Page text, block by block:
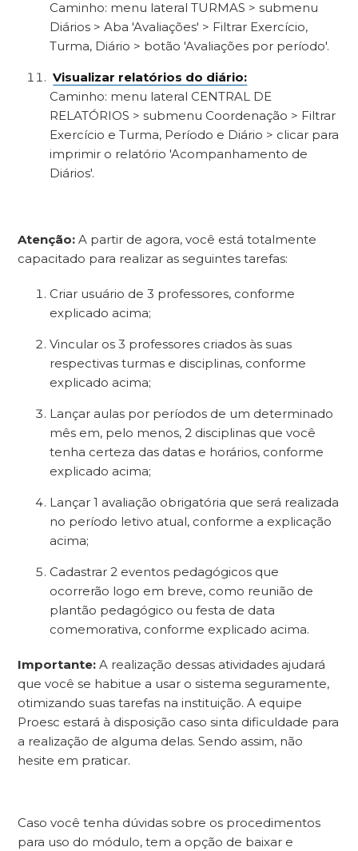
Caminho: menu lateral TURMAS > submenu
Diários > Aba 'Avaliações' > Filtrar Exercício,
Turma, Diário > botão 'Avaliações por período'.
Visualizar relatórios do diário:
Caminho: menu lateral CENTRAL DE
RELATÓRIOS > submenu Coordenação > Filtrar
Exercício e Turma, Período e Diário > clicar para
imprimir o relatório 'Acompanhamento de
Diários'.
Atenção: A partir de agora, você está totalmente
capacitado para realizar as seguintes tarefas:
Criar usuário de 3 professores, conforme
explicado acima;
Vincular os 3 professores criados às suas
respectivas turmas e disciplinas, conforme
explicado acima;
Lançar aulas por períodos de um determinado
mês em, pelo menos, 2 disciplinas que você
tenha certeza das datas e horários, conforme
explicado acima;
Lançar 1 avaliação obrigatória que será realizada
no período letivo atual, conforme a explicação
acima;
Cadastrar 2 eventos pedagógicos que
ocorrerão logo em breve, como reunião de
plantão pedagógico ou festa de data
comemorativa, conforme explicado acima.
Importante: A realização dessas atividades ajudará
que você se habitue a usar o sistema seguramente,
otimizando suas tarefas na instituição. A equipe
Proesc estará à disposição caso sinta dificuldade para
a realização de alguma delas. Sendo assim, não
hesite em praticar.
Caso você tenha dúvidas sobre os procedimentos
para uso do módulo, tem a opção de baixar e